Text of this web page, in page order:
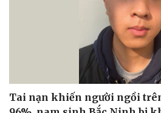
Tai nạn khiến người ngồi